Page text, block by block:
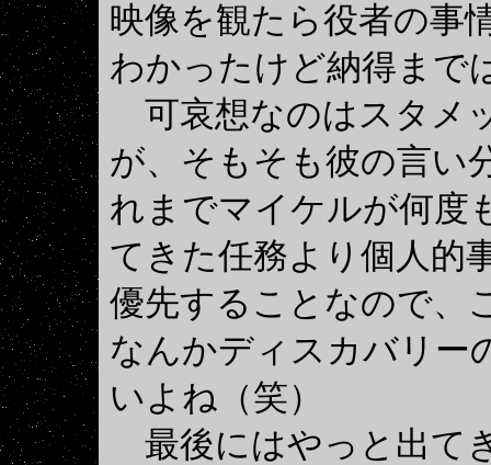
映像を観たら役者の事
わかったけど納得まで
可哀想なのはスタメ
が、そもそも彼の言い
れまでマイケルが何度
てきた任務より個人的
優先することなので、
なんかディスカバリー
いよね（笑）
最後にはやっと出て